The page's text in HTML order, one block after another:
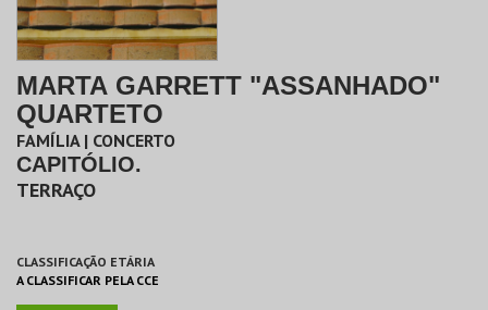
MARTA GARRETT "ASSANHADO"
QUARTETO
FAMÍLIA | CONCERTO
CAPITÓLIO.
TERRAÇO
CLASSIFICAÇÃO ETÁRIA
A CLASSIFICAR PELA CCE